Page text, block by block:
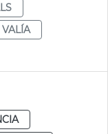
VALÍA